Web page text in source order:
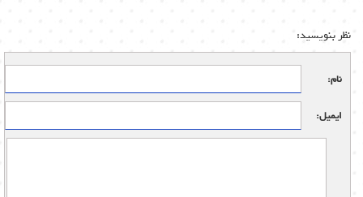
نظر بنویسید:
نام:
ایمیل: